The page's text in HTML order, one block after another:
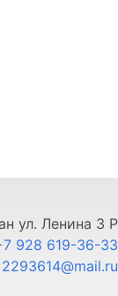
ул. Ленина 3 Р
928 619-36-33
2293614@mail.ru